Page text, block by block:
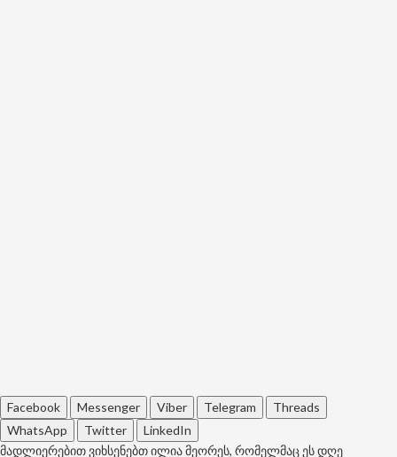
Facebook Messenger Viber Telegram
Threads
WhatsApp
Twitter
LinkedIn
მადლიერებით ვიხსენებთ ილია მეორეს, რომელმაც ეს დღე